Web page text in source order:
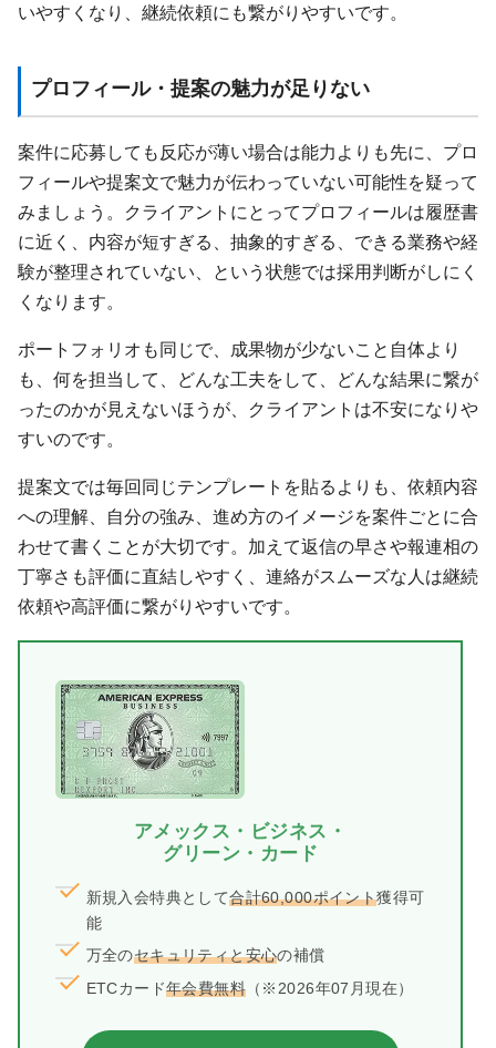
いやすくなり、継続依頼にも繋がりやすいです。
プロフィール・提案の魅力が足りない
案件に応募しても反応が薄い場合は能力よりも先に、プロ
フィールや提案文で魅力が伝わっていない可能性を疑って
みましょう。クライアントにとってプロフィールは履歴書
に近く、内容が短すぎる、抽象的すぎる、できる業務や経
験が整理されていない、という状態では採用判断がしにく
くなります。
ポートフォリオも同じで、成果物が少ないこと自体より
も、何を担当して、どんな工夫をして、どんな結果に繋が
ったのかが見えないほうが、クライアントは不安になりや
すいのです。
提案文では毎回同じテンプレートを貼るよりも、依頼内容
への理解、自分の強み、進め方のイメージを案件ごとに合
わせて書くことが大切です。加えて返信の早さや報連相の
丁寧さも評価に直結しやすく、連絡がスムーズな人は継続
依頼や高評価に繋がりやすいです。
アメックス・ビジネス・
グリーン・カード
新規入会特典として合計60,000ポイント獲得可
能
万全のセキュリティと安心の補償
ETCカード年会費無料 （※2026年07月現在）